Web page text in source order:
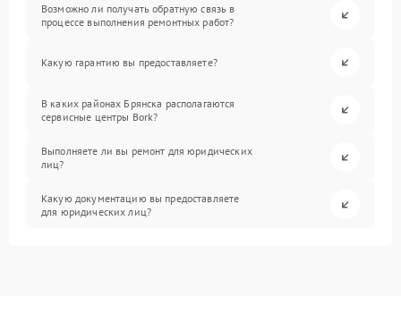
Возможно ли получать обратную связь в
процессе выполнения ремонтных работ?
Какую гарантию вы предоставляете?
В каких районах Брянска располагаются
сервисные центры Bork?
Выполняете ли вы ремонт для юридических
лиц?
Какую документацию вы предоставляете
для юридических лиц?